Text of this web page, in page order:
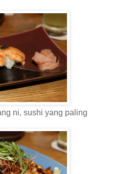
ni, sushi yang paling